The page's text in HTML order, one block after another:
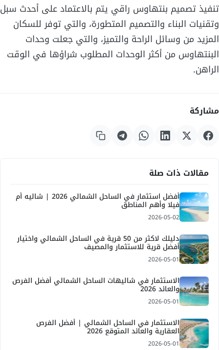
تنفيذ تصميم بنتهاوس راقي يتم بالاعتماد على أحدث سبل
وتقنيات البناء والتصميم المتطورة، والتي توفر للسكان
المزيد من وسائل الراحة والتميز، والتي جعلت وحدات
البنتهاوس من أكثر الوحدات المطلوب شراؤها في الوقت
الراهن.
مشاركة
مقالات ذات صلة
أفضل استثمار في الساحل الشمالي 2026 | شاليه أم
فيلا وأهم المناطق
2026-05-02
دليلك لاكثر من 50 قرية في الساحل الشمالي واختيار
أفضل قرية للاستثمار والمصيف
2026-05-01
الاستثمار في شاليهات الساحل الشمالي أفضل الفرص
والعائد 2026
2026-05-01
الاستثمار في الساحل الشمالي | أفضل الفرص
العقارية والعائد المتوقع 2026
2026-05-01